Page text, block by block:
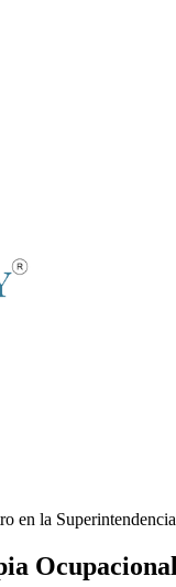
en la
Ocupacional